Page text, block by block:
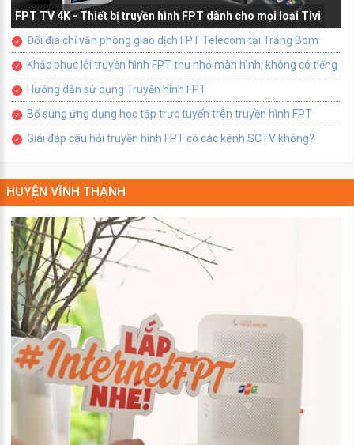
FPT TV 4K - Thiết bị truyền hình FPT dành cho mọi loại Tivi
Đổi địa chỉ văn phòng giao dịch FPT Telecom tại Trảng Bom
Khắc phục lỗi truyền hình FPT thu nhỏ màn hình, không có tiếng
Hướng dẫn sử dụng Truyền hình FPT
Bổ sung ứng dụng học tập trực tuyến trên truyền hình FPT
Giái đáp câu hỏi truyền hình FPT có các kênh SCTV không?
HUYỆN VĨNH THẠNH